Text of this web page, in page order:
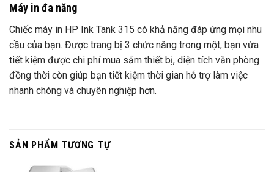
Máy in đa năng
Chiếc máy in HP Ink Tank 315 có khả năng đáp ứng mọi nhu
cầu của bạn. Được trang bị 3 chức năng trong một, bạn vừa
tiết kiệm được chi phí mua sắm thiết bị, diện tích văn phòng
đồng thời còn giúp bạn tiết kiệm thời gian hỗ trợ làm việc
nhanh chóng và chuyên nghiệp hơn.
SẢN PHẨM TƯƠNG TỰ